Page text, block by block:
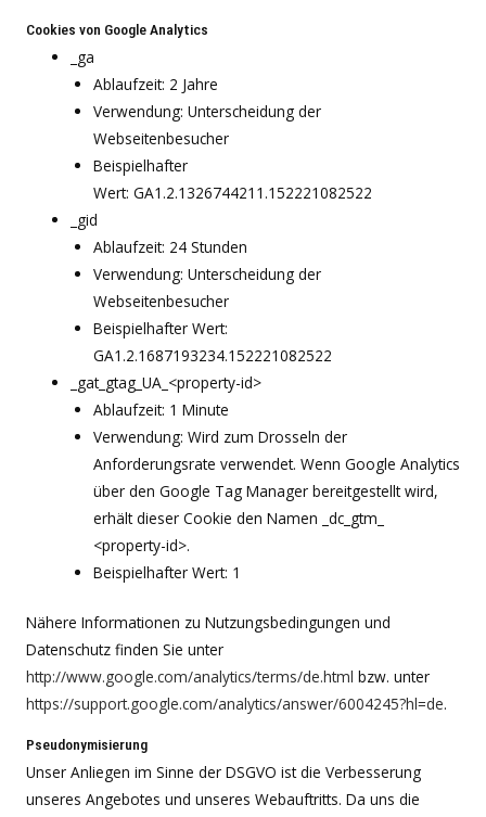
Cookies von Google Analytics
_ga
Ablaufzeit: 2 Jahre
Verwendung: Unterscheidung der
Webseitenbesucher
Beispielhafter
Wert: GA1.2.1326744211.152221082522
_gid
Ablaufzeit: 24 Stunden
Verwendung: Unterscheidung der
Webseitenbesucher
Beispielhafter Wert:
GA1.2.1687193234.152221082522
_gat_gtag_UA_<property-id>
Ablaufzeit: 1 Minute
Verwendung: Wird zum Drosseln der
Anforderungsrate verwendet. Wenn Google Analytics
über den Google Tag Manager bereitgestellt wird,
erhält dieser Cookie den Namen _dc_gtm_
<property-id>.
Beispielhafter Wert: 1
Nähere Informationen zu Nutzungsbedingungen und
Datenschutz finden Sie unter
http://www.google.com/analytics/terms/de.html bzw. unter
https://support.google.com/analytics/answer/6004245?hl=de.
Pseudonymisierung
Unser Anliegen im Sinne der DSGVO ist die Verbesserung
unseres Angebotes und unseres Webauftritts. Da uns die